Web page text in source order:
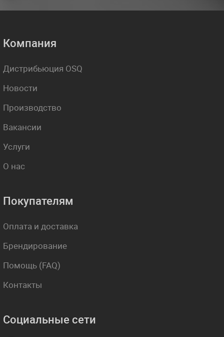
Компания
Дистрибьюция OSQ
Новости
Производство
Вакансии
Услуги
О нас
Покупателям
Оплата и доставка
Брендирование
Помощь (FAQ)
Контакты
Социальные сети